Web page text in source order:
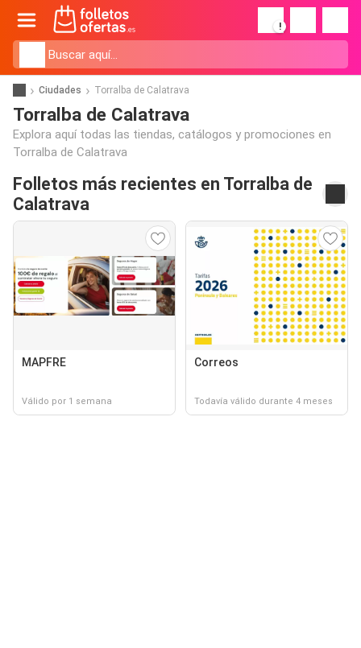
!
Ciudades Torralba de Calatrava
Torralba de Calatrava
Explora aquí todas las tiendas, catálogos y promociones en
Torralba de Calatrava
Folletos más recientes en Torralba de
Calatrava
MAPFRE
Válido por 1 semana
Correos
Todavía válido durante 4 meses